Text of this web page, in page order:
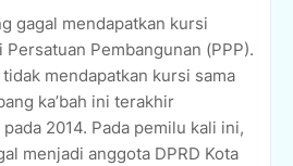
gagal mendapatkan kursi
Pembangunan (PPP).
mendapatkan kursi sama
ka’bah ini terakhir
2014. Pada pemilu kali ini,
menjadi anggota DPRD Kota